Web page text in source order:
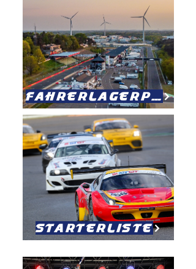
Fahrerlagerplan
Starterliste